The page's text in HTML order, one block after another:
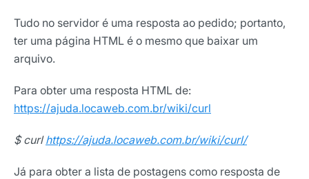
Tudo no servidor é uma resposta ao pedido; portanto,
ter uma página HTML é o mesmo que baixar um
arquivo.
Para obter uma resposta HTML de:
https://ajuda.locaweb.com.br/wiki/curl
$ curlhttps://ajuda.locaweb.com.br/wiki/curl/
Já para obter a lista de postagens como resposta de